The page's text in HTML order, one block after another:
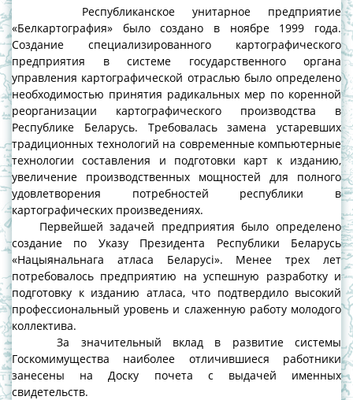
Республиканское унитарное предприятие
«Белкартография» было создано в ноябре 1999 года.
Создание специализированного картографического
предприятия в системе государственного органа
управления картографической отраслью было определено
необходимостью принятия радикальных мер по коренной
реорганизации картографического производства в
Республике Беларусь. Требовалась замена устаревших
традиционных технологий на современные компьютерные
технологии составления и подготовки карт к изданию,
увеличение производственных мощностей для полного
удовлетворения потребностей республики в
картографических произведениях.
Первейшей задачей предприятия было определено
создание по Указу Президента Республики Беларусь
«Нацыянальнага атласа Беларусі». Менее трех лет
потребовалось предприятию на успешную разработку и
подготовку к изданию атласа, что подтвердило высокий
профессиональный уровень и слаженную работу молодого
коллектива.
За значительный вклад в развитие системы
Госкомимущества наиболее отличившиеся работники
занесены на Доску почета с выдачей именных
свидетельств.